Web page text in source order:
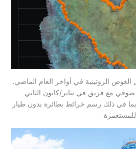
الروتينية في أواخر العام الماضي.
مع فريق في يناير/كانون الثاني
في ذلك رسم خرائط بطائرة بدون طيار